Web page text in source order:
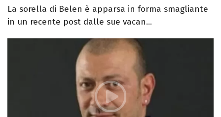
La sorella di Belen è apparsa in forma smagliante
in un recente post dalle sue vacan...